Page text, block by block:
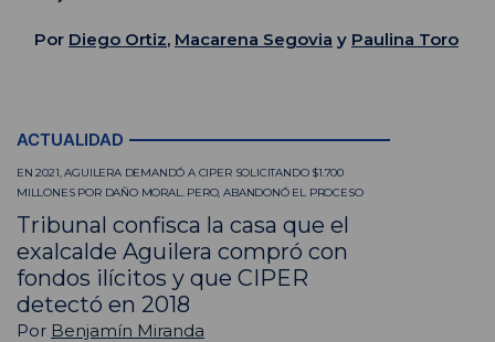
Por Diego Ortiz, Macarena Segovia y Paulina Toro
ACTUALIDAD
EN 2021, AGUILERA DEMANDÓ A CIPER SOLICITANDO $1.700
MILLONES POR DAÑO MORAL. PERO, ABANDONÓ EL PROCESO
Tribunal confisca la casa que el
exalcalde Aguilera compró con
fondos ilícitos y que CIPER
detectó en 2018
Por Benjamín Miranda